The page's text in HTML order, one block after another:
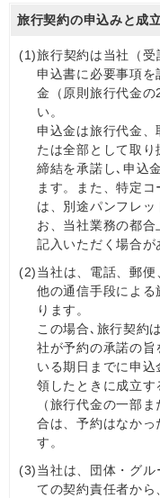
旅行契約の申込みと成
(1)旅行契約は当社（
申込書に必要事項
金（原則旅行代金
い。
申込金は旅行代金、
たは全部として取
締結を承諾し､申込
ます。また、特定
は、別途パンフレ
お、当社業務の都
記入いただく場合が
(2)当社は、電話、郵
他の通信手段によ
ります。
この場合､旅行契約
社が予約の承諾の
いる期日までに申
領したときに成立
（旅行代金の一部
合は、予約はなかっ
す。
(3)当社は、団体・グ
ての契約責任者か